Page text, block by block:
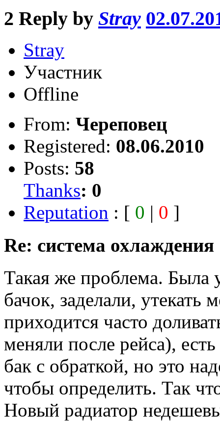
2 Reply by Stray
Stray
Участник
Offline
From: Череповец
Registered: 08.06.2010
Posts: 58
Thanks: 0
Reputation : [ 0 | 0 ]
Re: система охлаждения
Такая же проблема. Была
бачок, заделали, утекать
приходится часто
меняли после рейса),
бак с обраткой, но это
чтобы определить. Так
Новый радиатор